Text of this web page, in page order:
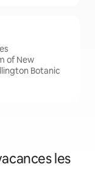
of New
Botanic
les